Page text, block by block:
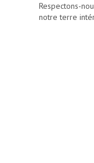
Respectons-
notre terre